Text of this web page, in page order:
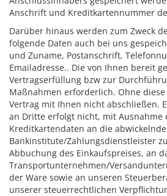
Anschrift und Kreditkartennummer
Darüber hinaus werden zum Zweck
folgende Daten auch bei uns
und Zuname, Postanschrift,
Emailadresse.. Die von Ihnen bereit
Vertragserfüllung bzw zur
Maßnahmen erforderlich. Ohne
Vertrag mit Ihnen nicht abschließen.
an Dritte erfolgt nicht, mit
Kreditkartendaten an die
Bankinstitute/Zahlungsdienstleister
Abbuchung des Einkaufspreises, an
Transportunternehmen/
der Ware sowie an unseren
unserer steuerrechtlichen